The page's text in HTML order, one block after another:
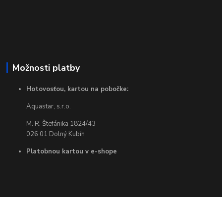
Možnosti platby
Hotovosťou, kartou na pobočke:
Aquastar, s.r.o.
M. R. Štefánika 1824/43
026 01 Dolný Kubín
Platobnou kartou v e-shope